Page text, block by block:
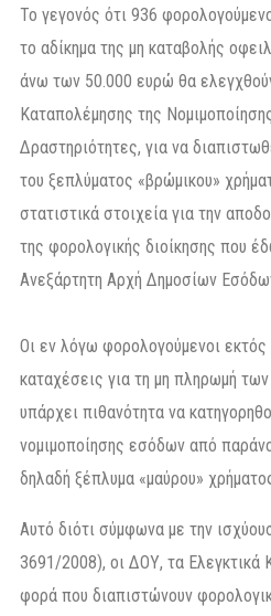
Το γεγονός ότι 936
το αδίκημα της μη καταβολής
άνω των 50.000 ευρώ θα
Καταπολέμησης της
Δραστηριότητες, για να
του ξεπλύματος «βρώμικου»
στατιστικά στοιχεία για την
της φορολογικής διοίκησης που
Ανεξάρτητη Αρχή Δημοσίων
Οι εν λόγω φορολογούμενοι εκτός
καταχέσεις για τη μη πληρωμή
υπάρχει πιθανότητα να
νομιμοποίησης εσόδων από
δηλαδή ξέπλυμα «μαύρου»
Αυτό διότι σύμφωνα με την
3691/2008), οι ΔΟΥ, τα Ελεγκτικά
φορά που διαπιστώνουν